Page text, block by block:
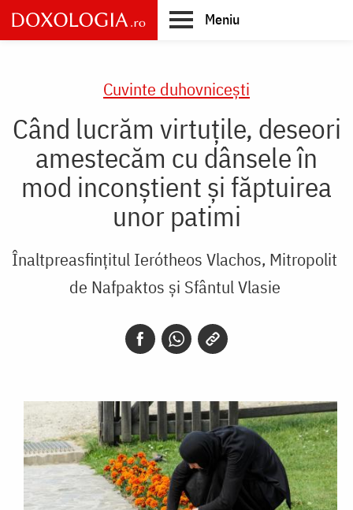
Skip
to
main
Meniu
Cuvinte duhovnicești
Când lucrăm virtuțile, deseori
amestecăm cu dânsele în
mod inconștient și făptuirea
unor patimi
Înaltpreasfințitul Ierótheos Vlachos, Mitropolit
de Nafpaktos și Sfântul Vlasie